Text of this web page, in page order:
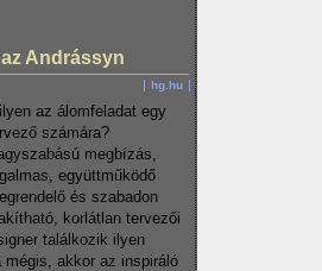
Andrássyn
hg.hu
az álomfeladat egy
számára?
megbízás,
együttműködő
és szabadon
korlátlan tervezői
találkozik ilyen
mégis, akkor az inspiráló